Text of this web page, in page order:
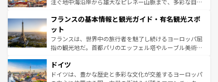
ませてくれるイタリアで、忘れられない旅をしてみよう！
なお、新着のイタリア情報は
しい。
注ぐ地中海沿岸から雄大なピレネー山脈まで、多彩な自然
文化が根付くこの国では、情熱的なフラメンコ、熱気あふ
れる闘牛、そして美味しいタパスが生活の一部となってい
る。首都マドリードの洗練された雰囲気や、バルセロナの
アートに溢れた街角から、地方では古代ローマ遺跡や中世
せる。地方によって風土や気候が異なるスペインはその個
性で訪れる人を魅了する。 なお、新着のスペイン情報は コ
ンテンツ一覧を参照してほしい。
フランスの基本情報と観光ガイド・有名観光スポ
ット
フランスは、世界中の旅行者を魅了し続けるヨーロッパ屈
指の観光地だ。首都パリのエッフェル塔やルーブル美術館
で、幅広い魅力が詰まっている。華麗な宮殿、歴史的な大
聖堂、美しいビーチ、そして豊かな自然が、訪れる者を心
ドイツ
ドイツは、豊かな歴史と多彩な文化が交差するヨーロッパ